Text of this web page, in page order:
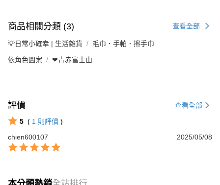
商品相關分類 (3) 查看全部
💡日常小確幸 | 生活雜貨 毛巾．手帕．擦手巾
依角色圖案 ❤青赤富士山
評價 查看全部
5 ( 1 則評價 )
chien600107
2025/05/08